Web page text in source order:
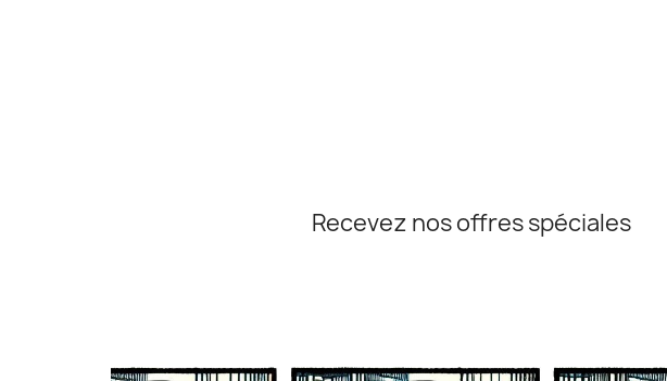
Recevez nos offres spéciales